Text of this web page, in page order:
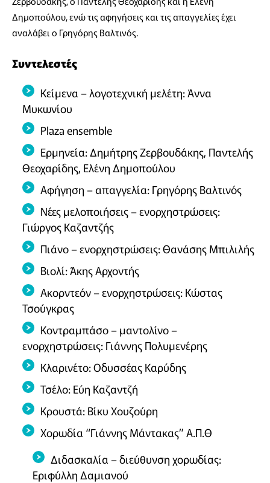
Δημοπούλου, ενώ τις αφηγήσεις και τις απαγγελίες έχει
αναλάβει ο Γρηγόρης Βαλτινός.
Συντελεστές
Κείμενα – λογοτεχνική μελέτη: Άννα
Μυκωνίου
Plaza ensemble
Ερμηνεία: Δημήτρης Ζερβουδάκης, Παντελής
Θεοχαρίδης, Ελένη Δημοπούλου
Αφήγηση – απαγγελία: Γρηγόρης Βαλτινός
Νέες μελοποιήσεις – ενορχηστρώσεις:
Γιώργος Καζαντζής
Πιάνο – ενορχηστρώσεις: Θανάσης Μπιλιλής
Βιολί: Άκης Αρχοντής
Ακορντεόν – ενορχηστρώσεις: Κώστας
Τσούγκρας
Κοντραμπάσο – μαντολίνο –
ενορχηστρώσεις: Γιάννης Πολυμενέρης
Κλαρινέτο: Οδυσσέας Καρύδης
Τσέλο: Εύη Καζαντζή
Κρουστά: Βίκυ Χουζούρη
Χορωδία “Γιάννης Μάντακας” Α.Π.Θ
Διδασκαλία – διεύθυνση χορωδίας:
Εριφύλλη Δαμιανού